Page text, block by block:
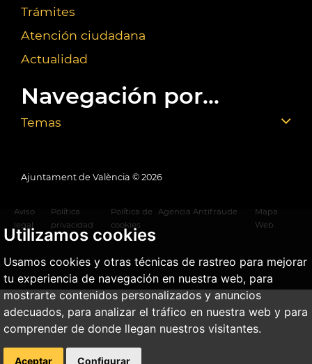
Utilizamos cookies
Usamos cookies y otras técnicas de rastreo para mejorar
tu experiencia de navegación en nuestra web, para
mostrarte contenidos personalizados y anuncios
adecuados, para analizar el tráfico en nuestra web y para
comprender de donde llegan nuestros visitantes.
Aceptar Configurar
Trámites
Atención ciudadana
Actualidad
Navegación por...
Temas
Ajuntament de València © 2026
Aviso
legal
Política
privacidad
Política de
cookies
Agencia Antifraude
Mapa
Web